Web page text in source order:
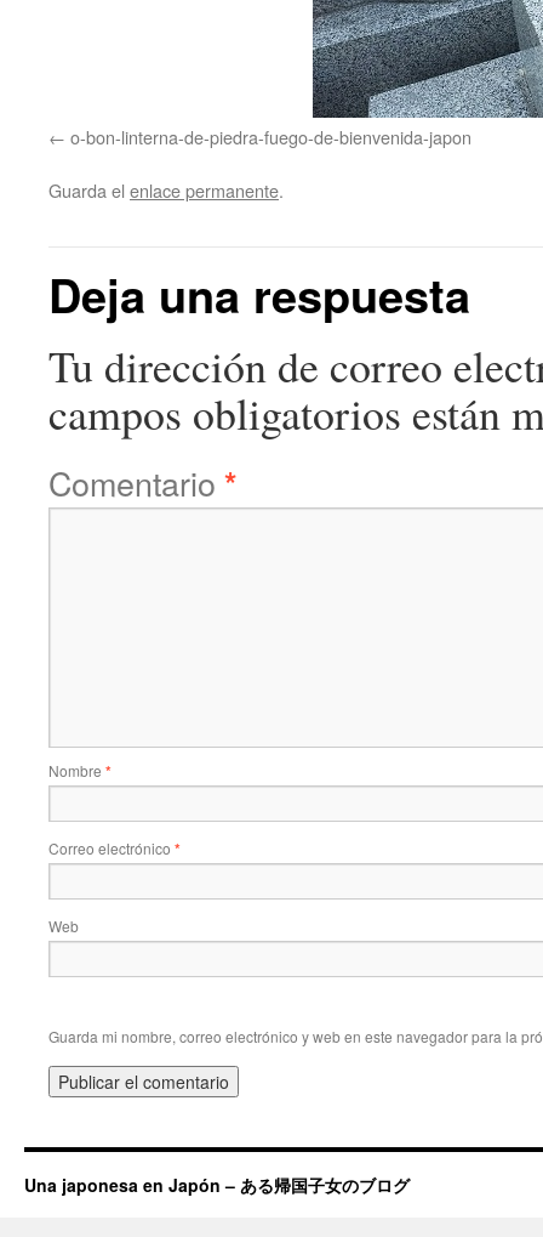
o-bon-linterna-de-piedra-fuego-de-bienvenida-japon
Guarda el enlace permanente.
Deja una respuesta
Tu dirección de correo
campos obligatorios están
Comentario *
Nombre *
Correo electrónico *
Web
Guarda mi nombre, correo electrónico y web en este navegador para la
Una japonesa en Japón – ある帰国子女のブログ